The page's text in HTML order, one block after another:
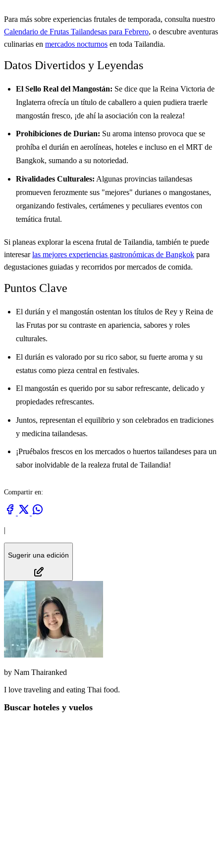
Para más sobre experiencias frutales de temporada, consulta nuestro
Calendario de Frutas Tailandesas para Febrero, o descubre aventuras
culinarias en mercados nocturnos en toda Tailandia.
Datos Divertidos y Leyendas
El Sello Real del Mangostán: Se dice que la Reina Victoria de
Inglaterra ofrecía un título de caballero a quien pudiera traerle
mangostán fresco, ¡de ahí la asociación con la realeza!
Prohibiciones de Durian: Su aroma intenso provoca que se
prohíba el durián en aerolíneas, hoteles e incluso en el MRT de
Bangkok, sumando a su notoriedad.
Rivalidades Culturales: Algunas provincias tailandesas
promueven ferozmente sus "mejores" durianes o mangostanes,
organizando festivales, certámenes y peculiares eventos con
temática frutal.
Si planeas explorar la escena frutal de Tailandia, también te puede
interesarlas mejores experiencias gastronómicas de Bangkok para
degustaciones guiadas y recorridos por mercados de comida.
Puntos Clave
El durián y el mangostán ostentan los títulos de Rey y Reina de
las Frutas por su contraste en apariencia, sabores y roles
culturales.
El durián es valorado por su rico sabor, su fuerte aroma y su
estatus como pieza central en festivales.
El mangostán es querido por su sabor refrescante, delicado y
propiedades refrescantes.
Juntos, representan el equilibrio y son celebrados en tradiciones
y medicina tailandesas.
¡Pruébalos frescos en los mercados o huertos tailandeses para un
sabor inolvidable de la realeza frutal de Tailandia!
Compartir en:
|
Sugerir una edición
by Nam Thairanked
I love traveling and eating Thai food.
Buscar hoteles y vuelos